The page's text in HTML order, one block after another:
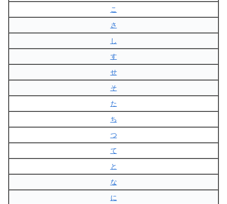
こ
さ
し
す
せ
そ
た
ち
つ
て
と
な
に